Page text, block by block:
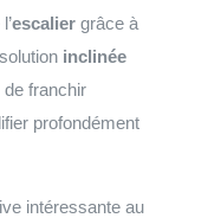
escalier grâce à
inclinée
de franchir
profondément
intéressante au